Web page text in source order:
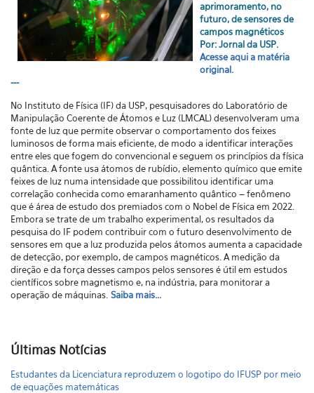
aprimoramento, no
futuro, de sensores de
campos magnéticos
Por: Jornal da USP.
Acesse aqui a matéria
original.
---
No Instituto de Física (IF) da USP, pesquisadores do Laboratório de
Manipulação Coerente de Átomos e Luz (LMCAL) desenvolveram uma
fonte de luz que permite observar o comportamento dos feixes
luminosos de forma mais eficiente, de modo a identificar interações
entre eles que fogem do convencional e seguem os princípios da física
quântica. A fonte usa átomos de rubídio, elemento químico que emite
feixes de luz numa intensidade que possibilitou identificar uma
correlação conhecida como emaranhamento quântico – fenômeno
que é área de estudo dos premiados com o Nobel de Física em 2022.
Embora se trate de um trabalho experimental, os resultados da
pesquisa do IF podem contribuir com o futuro desenvolvimento de
sensores em que a luz produzida pelos átomos aumenta a capacidade
de detecção, por exemplo, de campos magnéticos. A medição da
direção e da força desses campos pelos sensores é útil em estudos
científicos sobre magnetismo e, na indústria, para monitorar a
operação de máquinas. Saiba mais...
Últimas Notícias
Estudantes da Licenciatura reproduzem o logotipo do IFUSP por meio
de equações matemáticas